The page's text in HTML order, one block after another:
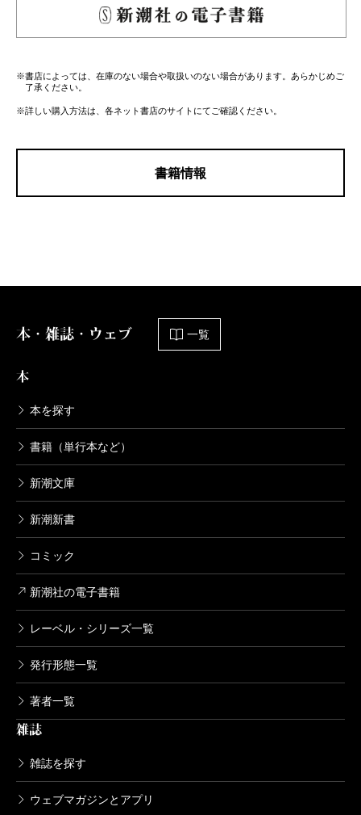
※書店によっては、在庫のない場合や取扱いのない場合があります。あらかじめご
了承ください。
※詳しい購入方法は、各ネット書店のサイトにてご確認ください。
書籍情報
本・雑誌・ウェブ 一覧
本
本を探す
書籍（単行本など）
新潮文庫
新潮新書
コミック
新潮社の電子書籍
レーベル・シリーズ一覧
発行形態一覧
著者一覧
雑誌
雑誌を探す
ウェブマガジンとアプリ